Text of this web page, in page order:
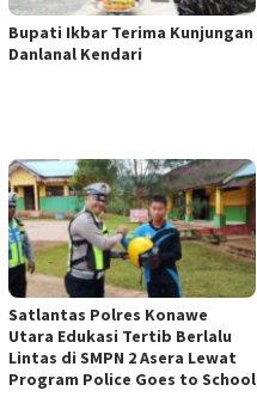
Bupati Ikbar Terima Kunjungan
Danlanal Kendari
Satlantas Polres Konawe
Utara Edukasi Tertib Berlalu
Lintas di SMPN 2 Asera Lewat
Program Police Goes to School